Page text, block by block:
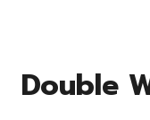
Double